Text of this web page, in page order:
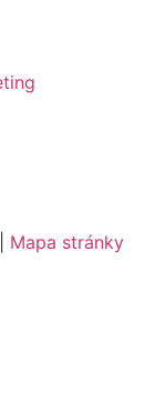
Mapa stránky